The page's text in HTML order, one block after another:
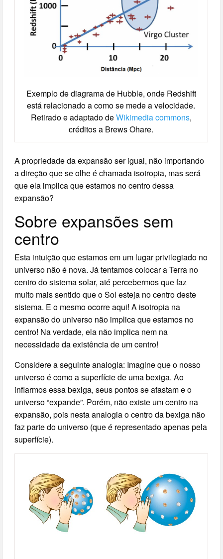
Exemplo de diagrama de Hubble, onde Redshift
está relacionado a como se mede a velocidade.
Retirado e adaptado deWikimedia commons,
créditos a Brews Ohare.
A propriedade da expansão ser igual, não importando
a direção que se olhe é chamada isotropia, mas será
que ela implica que estamos no centro dessa
expansão?
Sobre expansões sem
centro
Esta intuição que estamos em um lugar privilegiado no
universo não é nova. Já tentamos colocar a Terra no
centro do sistema solar, até percebermos que faz
muito mais sentido que o Sol esteja no centro deste
sistema. E o mesmo ocorre aqui! A isotropia na
expansão do universo não implica que estamos no
centro! Na verdade, ela não implica nem na
necessidade da existência de um centro!
Considere a seguinte analogia: Imagine que o nosso
universo é como a superfície de uma bexiga. Ao
inflarmos essa bexiga, seus pontos se afastam e o
universo “expande”. Porém, não existe um centro na
expansão, pois nesta analogia o centro da bexiga não
faz parte do universo (que é representado apenas pela
superfície).